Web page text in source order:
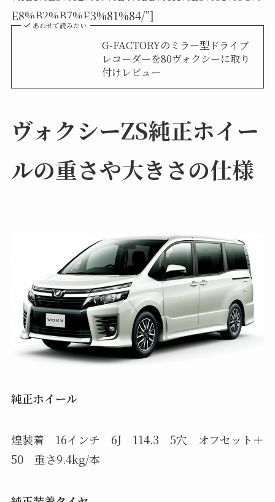
E8%B2%B7%E3%81%84/”]
あわせて読みたい
G-FACTORYのミラー型ドライブ
レコーダーを80ヴォクシーに取り
付けレビュー
ヴォクシーZS純正ホイー
ルの重さや大きさの仕様
純正ホイール
煌装着 16インチ 6J 114.3 5穴 オフセット＋
50 重さ9.4kg/本